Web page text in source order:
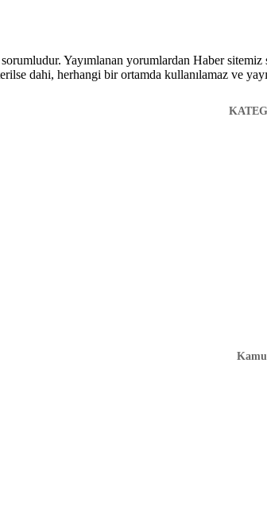
Yayımlanan yorumlardan Haber
dahi, herhangi bir ortamda kullanılamaz ve